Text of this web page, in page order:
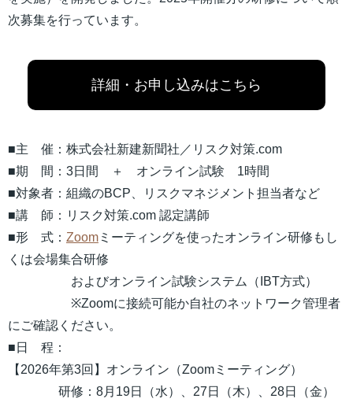
次募集を行っています。
詳細・お申し込みはこちら
■主 催：株式会社新建新聞社／リスク対策.com
■期 間：3日間 ＋ オンライン試験 1時間
■対象者：組織のBCP、リスクマネジメント担当者など
■講 師：リスク対策.com 認定講師
■形 式： Zoom ミーティングを使ったオンライン研修もし
くは会場集合研修
およびオンライン試験システム（IBT方式）
※Zoomに接続可能か自社のネットワーク管理者
にご確認ください。
■日 程：
【2026年第3回】オンライン（Zoomミーティング）
研修：8月19日（水）、27日（木）、28日（金）